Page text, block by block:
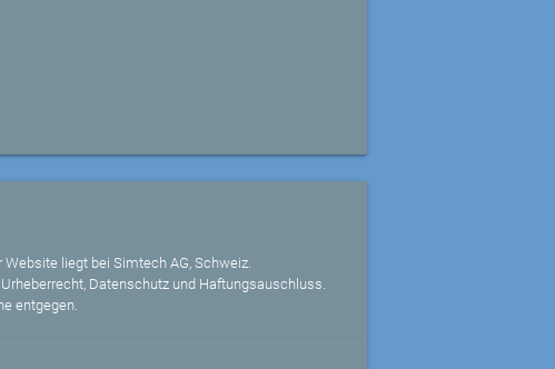
liegt bei Simtech AG, Schweiz.
Datenschutz und Haftungsauschluss.
entgegen.